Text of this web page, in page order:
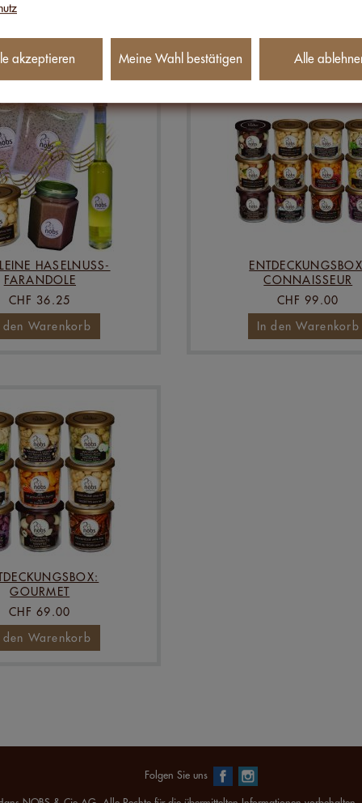
ANDERE PRODUKTE DER
HASELNUSS-
FARANDOLE
CHF 36.25
den Warenkorb
CONNAISSEUR
CHF 99.00
In den Warenkorb
GOURMET
CHF 69.00
den Warenkorb
Folgen Sie uns
akzeptieren Meine Wahl bestätigen Alle